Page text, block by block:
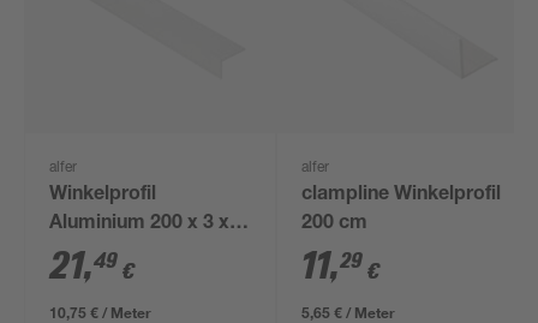
alfer
Winkelprofil
Aluminium 200 x 3 x 2
cm
21,49 €
10,75 € / Meter
alfer
clampline Winkelprofil
200 cm
11,29 €
5,65 € / Meter